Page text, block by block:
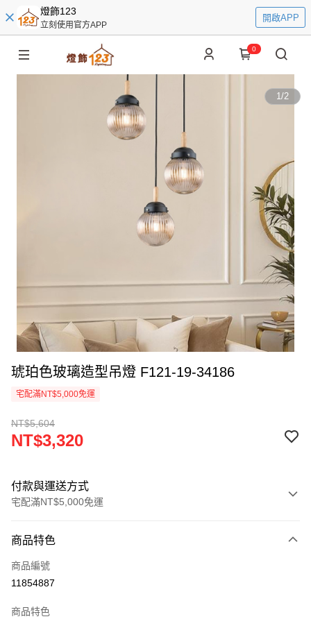
燈飾123
立刻使用官方APP
開啟APP
0
1/2
琥珀色玻璃造型吊燈 F121-19-34186
宅配滿NT$5,000免運
NT$5,604
NT$3,320
付款與運送方式
宅配滿NT$5,000免運
信用卡一次付款
LINE Pay
商品特色
商品編號
11854887
商品特色